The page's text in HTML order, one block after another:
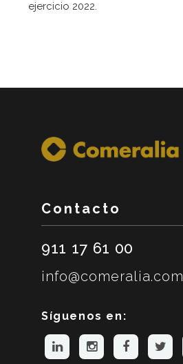
ejercicio 2022.
Contacto
911 17 61 00
info@comeralia.com
Síguenos en: